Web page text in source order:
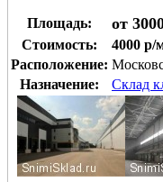
Площадь: от
Стоимость:
4000 р/
Расположение:
Назначение:
Склад